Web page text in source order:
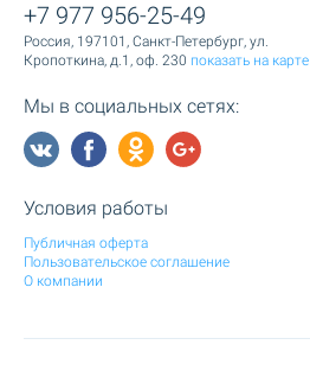
+7 977 956-25-49
Россия, 197101, Санкт-Петербург, ул.
Кропоткина, д.1, оф. 230 показать на карте
Мы в социальных сетях:
Условия работы
Публичная оферта
Пользовательское соглашение
О компании